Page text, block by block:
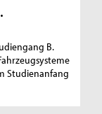
B.
Studienanfang